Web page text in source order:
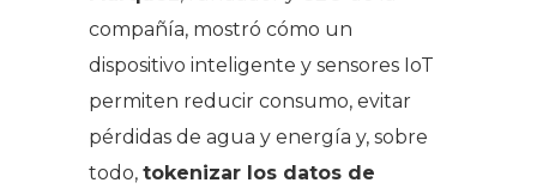
compañía, mostró cómo un
dispositivo inteligente y sensores IoT
permiten reducir consumo, evitar
pérdidas de agua y energía y, sobre
todo, tokenizar los datos de